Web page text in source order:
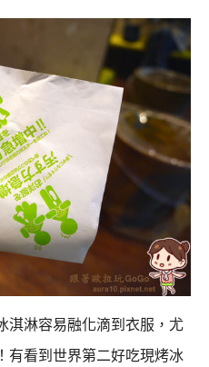
淇淋容易融化滴到衣服，尤
有看到世界第二好吃現烤冰